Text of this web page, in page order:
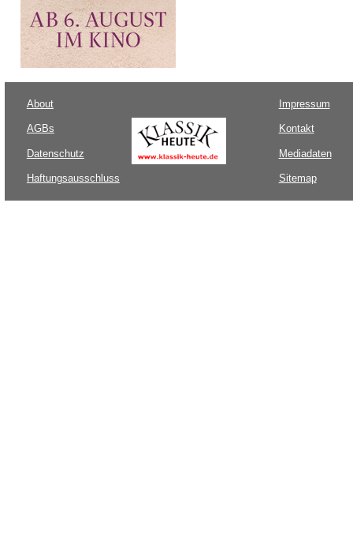
About
AGBs
Datenschutz
Haftungsausschluss
Impressum
Kontakt
Mediadaten
Sitemap